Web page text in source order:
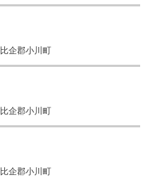
比企郡小川町
比企郡小川町
比企郡小川町